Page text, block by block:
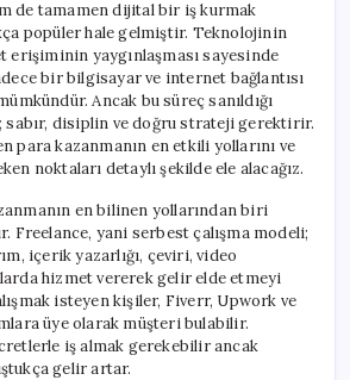
de tamamen dijital bir iş kurmak
popüler hale gelmiştir. Teknolojinin
erişiminin yaygınlaşması sayesinde
bir bilgisayar ve internet bağlantısı
Ancak bu süreç sanıldığı
sabır, disiplin ve doğru strateji gerektirir.
para kazanmanın en etkili yollarını ve
noktaları detaylı şekilde ele alacağız.
en bilinen yollarından biri
Freelance, yani serbest çalışma modeli;
içerik yazarlığı, çeviri, video
hizmet vererek gelir elde etmeyi
isteyen kişiler, Fiverr, Upwork ve
üye olarak müşteri bulabilir.
iş almak gerekebilir ancak
gelir artar.